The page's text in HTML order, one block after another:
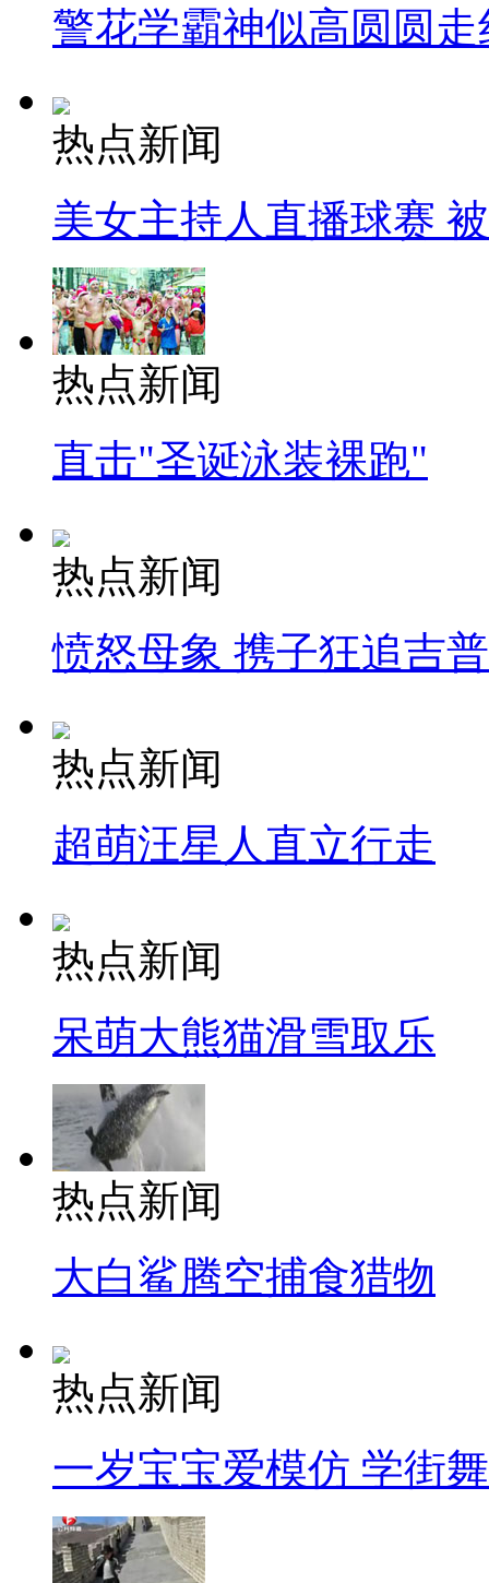
警花学霸神似高圆圆走
热点新闻
美女主持人直播球赛
热点新闻
直击"圣诞泳装裸跑"
热点新闻
愤怒母象 携子狂追吉
热点新闻
超萌汪星人直立行走
热点新闻
呆萌大熊猫滑雪取乐
热点新闻
大白鲨腾空捕食猎物
热点新闻
一岁宝宝爱模仿 学街